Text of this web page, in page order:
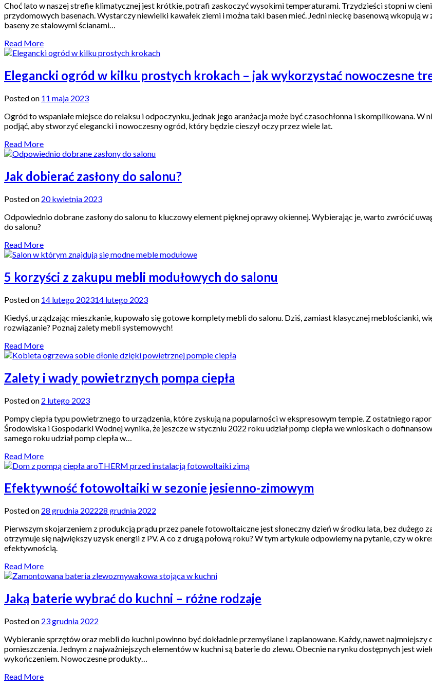
Choć lato w naszej strefie klimatycznej jest krótkie, potrafi zaskoczyć wysokimi temperaturami. Trzydzieści stopni w
przydomowych basenach. Wystarczy niewielki kawałek ziemi i można taki basen mieć. Jedni nieckę basenową wkopują
baseny ze stalowymi ścianami…
Read More
Elegancki ogród w kilku prostych krokach – jak wykorzystać nowoczesne
Posted on 11 maja 2023
Ogród to wspaniałe miejsce do relaksu i odpoczynku, jednak jego aranżacja może być czasochłonna i skomplikowana.
podjąć, aby stworzyć elegancki i nowoczesny ogród, który będzie cieszył oczy przez wiele lat.
Read More
Jak dobierać zasłony do salonu?
Posted on 20 kwietnia 2023
Odpowiednio dobrane zasłony do salonu to kluczowy element pięknej oprawy okiennej. Wybierając je, warto zwrócić
do salonu?
Read More
5 korzyści z zakupu mebli modułowych do salonu
Posted on 14 lutego 202314 lutego 2023
Kiedyś, urządzając mieszkanie, kupowało się gotowe komplety mebli do salonu. Dziś, zamiast klasycznej meblościanki,
rozwiązanie? Poznaj zalety mebli systemowych!
Read More
Zalety i wady powietrznych pompa ciepła
Posted on 2 lutego 2023
Pompy ciepła typu powietrznego to urządzenia, które zyskują na popularności w ekspresowym tempie. Z ostatniego
Środowiska i Gospodarki Wodnej wynika, że jeszcze w styczniu 2022 roku udział pomp ciepła we wnioskach o
samego roku udział pomp ciepła w…
Read More
Efektywność fotowoltaiki w sezonie jesienno-zimowym
Posted on 28 grudnia 202228 grudnia 2022
Pierwszym skojarzeniem z produkcją prądu przez panele fotowoltaiczne jest słoneczny dzień w środku lata, bez dużego
otrzymuje się największy uzysk energii z PV. A co z drugą połową roku? W tym artykule odpowiemy na pytanie, czy w
efektywnością.
Read More
Jaką baterie wybrać do kuchni – różne rodzaje
Posted on 23 grudnia 2022
Wybieranie sprzętów oraz mebli do kuchni powinno być dokładnie przemyślane i zaplanowane. Każdy, nawet
pomieszczenia. Jednym z najważniejszych elementów w kuchni są baterie do zlewu. Obecnie na rynku dostępnych jest
wykończeniem. Nowoczesne produkty…
Read More